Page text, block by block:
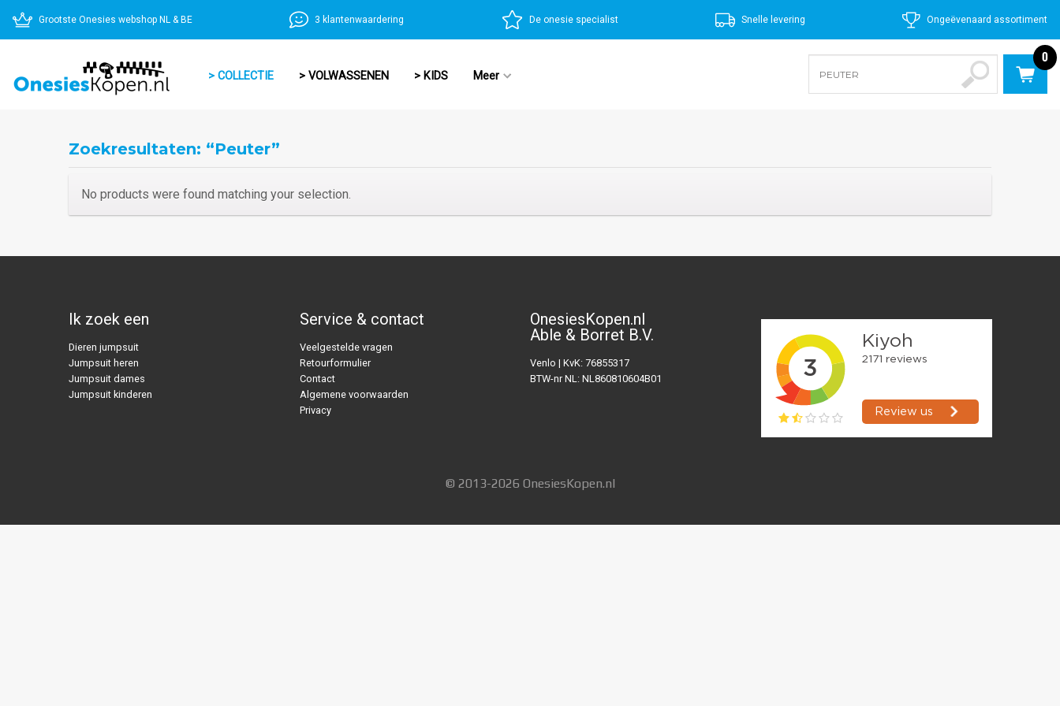
Grootste Onesies webshop NL & BE 3 klantenwaardering De onesie specialist Snelle levering Ongeëvenaard assortiment
> COLLECTIE > VOLWASSENEN > KIDS Meer
0
Zoekresultaten: “peuter”
No products were found matching your selection.
Ik zoek een
Dieren jumpsuit
Jumpsuit heren
Jumpsuit dames
Jumpsuit kinderen
Service & contact
Veelgestelde vragen
Retourformulier
Contact
Algemene voorwaarden
Privacy
OnesiesKopen.nl
Able & Borret B.V.
Venlo | KvK: 76855317
BTW-nr NL: NL860810604B01
© 2013-2026 OnesiesKopen.nl